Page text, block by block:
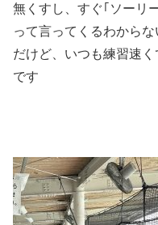
無くすし、すぐ｢ソーリ
って言ってくるわから
だけど、いつも練習速
です